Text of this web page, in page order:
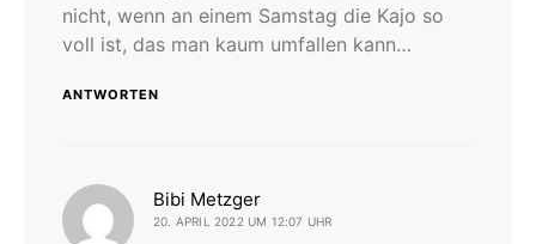
nicht, wenn an einem Samstag die Kajo so
voll ist, das man kaum umfallen kann…
ANTWORTEN
Bibi Metzger
20. APRIL 2022 UM 12:07 UHR